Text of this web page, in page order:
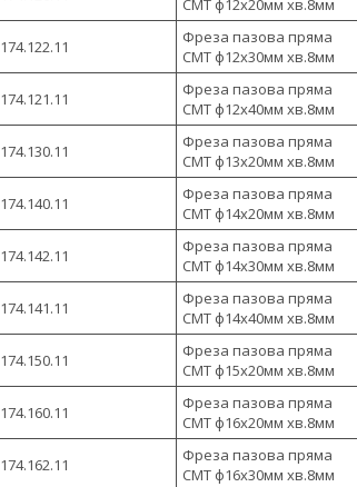
CMT ф12х20мм хв.8мм
174.122.11
Фреза пазова пряма
CMT ф12х30мм хв.8мм
174.121.11
Фреза пазова пряма
CMT ф12х40мм хв.8мм
174.130.11
Фреза пазова пряма
CMT ф13х20мм хв.8мм
174.140.11
Фреза пазова пряма
CMT ф14х20мм хв.8мм
174.142.11
Фреза пазова пряма
CMT ф14х30мм хв.8мм
174.141.11
Фреза пазова пряма
CMT ф14х40мм хв.8мм
174.150.11
Фреза пазова пряма
CMT ф15х20мм хв.8мм
174.160.11
Фреза пазова пряма
CMT ф16х20мм хв.8мм
174.162.11
Фреза пазова пряма
CMT ф16х30мм хв.8мм